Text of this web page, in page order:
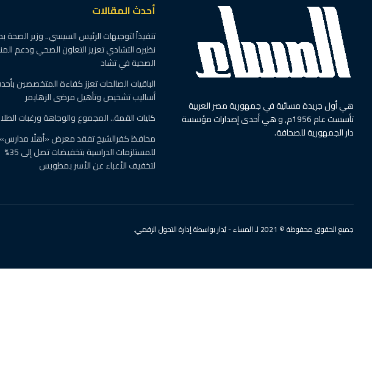
هي أول جريدة مسائية في جمهورية مصر العربية
تأسست عام 1956م, و هي أحدى إصدارات مؤسسة
دار الجمهورية للصحافة.
أحدث المقالات
تنفيذاً لتوجيهات الرئيس السيسي.. وزير
نظيره التشادي تعزيز التعاون الصحي ودعم
الصحية في تشاد
الباقيات الصالحات تعزز كفاءة المتخصصين
أساليب تشخيص وتأهيل مرضى الزهايمر
كليات القمة.. المجموع والوجاهة ورغبات
محافظ كفرالشيخ تفقد معرض «أهلًا مدارس»
للمستلزمات الدراسية بتخفيضات تصل إلى 35%
لتخفيف الأعباء عن الأسر بمطوبس
جميع الحقوق محفوظة © 2021 لـ المساء - يُدار بواسطة إدارة التحول الرقمي.